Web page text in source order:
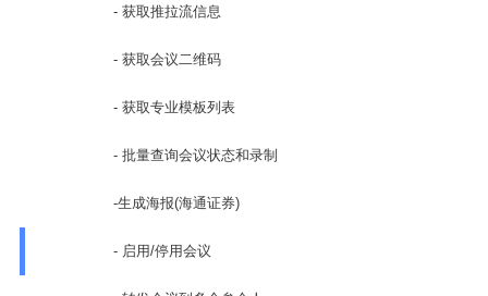
- 获取推拉流信息
- 获取会议二维码
- 获取专业模板列表
- 批量查询会议状态和录制
-生成海报(海通证券)
- 启用/停用会议